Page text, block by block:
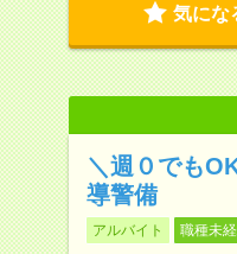
気にな
＼週０でも
導警備
アルバイト 職種未